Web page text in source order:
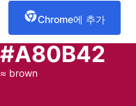
Chrome에 추가
#A80B42
≈ brown